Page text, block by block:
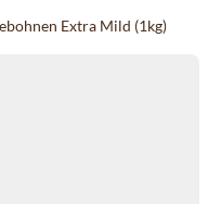
Extra Mild (1kg)